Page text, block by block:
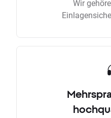
Wir